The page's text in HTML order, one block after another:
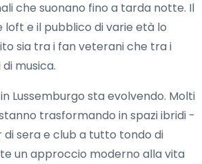
che suonano fino a tarda notte. Il
loft e il pubblico di varie età lo
sia tra i fan veterani che tra i
musica.
Lussemburgo sta evolvendo. Molti
trasformando in spazi ibridi -
di sera e club a tutto tondo di
un approccio moderno alla vita